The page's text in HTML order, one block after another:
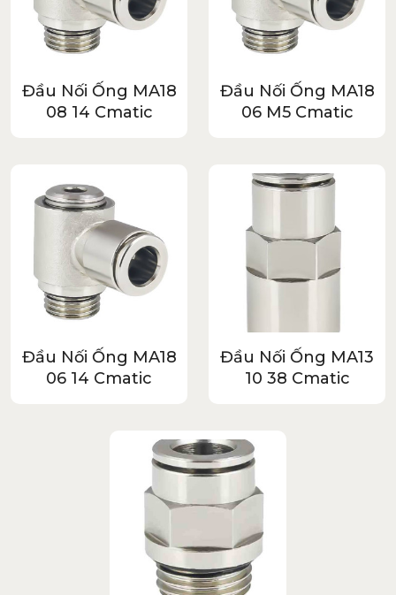
Đầu Nối Ống MA18
08 14 Cmatic
Đầu Nối Ống MA18
06 M5 Cmatic
Đầu Nối Ống MA18
06 14 Cmatic
Đầu Nối Ống MA13
10 38 Cmatic